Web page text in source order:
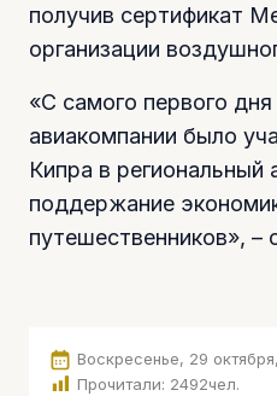
получив сертификат
организации
«С самого первого
авиакомпании было
Кипра в региональный
поддержание
путешественников», –
Воскресенье, 29
Прочитали: 2492чел.